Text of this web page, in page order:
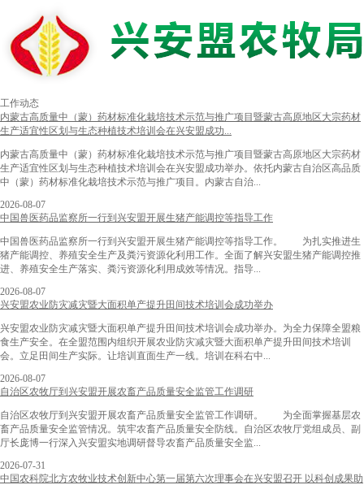
工作动态
内蒙古高质量中（蒙）药材标准化栽培技术示范与推广项目暨蒙古高原地区大宗药材
生产适宜性区划与生态种植技术培训会在兴安盟成功...
内蒙古高质量中（蒙）药材标准化栽培技术示范与推广项目暨蒙古高原地区大宗药材
生产适宜性区划与生态种植技术培训会在兴安盟成功举办。依托内蒙古自治区高品质
中（蒙）药材标准化栽培技术示范与推广项目。内蒙古自治...
2026-08-07
中国兽医药品监察所一行到兴安盟开展生猪产能调控等指导工作
中国兽医药品监察所一行到兴安盟开展生猪产能调控等指导工作。 为扎实推进生
猪产能调控、养殖安全生产及粪污资源化利用工作。全面了解兴安盟生猪产能调控推
进、养殖安全生产落实、粪污资源化利用成效等情况。指导...
2026-08-07
兴安盟农业防灾减灾暨大面积单产提升田间技术培训会成功举办
兴安盟农业防灾减灾暨大面积单产提升田间技术培训会成功举办。为全力保障全盟粮
食生产安全。在全盟范围内组织开展农业防灾减灾暨大面积单产提升田间技术培训
会。立足田间生产实际。让培训直面生产一线。培训在科右中...
2026-08-07
自治区农牧厅到兴安盟开展农畜产品质量安全监管工作调研
自治区农牧厅到兴安盟开展农畜产品质量安全监管工作调研。 为全面掌握基层农
畜产品质量安全监管情况。筑牢农畜产品质量安全防线。自治区农牧厅党组成员、副
厅长庞博一行深入兴安盟实地调研督导农畜产品质量安全监...
2026-07-31
中国农科院北方农牧业技术创新中心第一届第六次理事会在兴安盟召开 以科创成果助